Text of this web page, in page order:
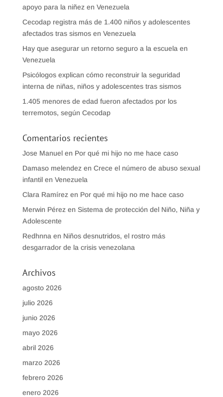
apoyo para la niñez en Venezuela
Cecodap registra más de 1.400 niños y adolescentes
afectados tras sismos en Venezuela
Hay que asegurar un retorno seguro a la escuela en
Venezuela
Psicólogos explican cómo reconstruir la seguridad
interna de niñas, niños y adolescentes tras sismos
1.405 menores de edad fueron afectados por los
terremotos, según Cecodap
Comentarios recientes
Jose Manuelen Por qué mi hijo no me hace caso
Damaso melendez en Crece el número de abuso sexual
infantil en Venezuela
Clara Ramírez en Por qué mi hijo no me hace caso
Merwin Pérez en Sistema de protección del Niño, Niña y
Adolescente
Redhnna en Niños desnutridos, el rostro más
desgarrador de la crisis venezolana
Archivos
agosto 2026
julio 2026
junio 2026
mayo 2026
abril 2026
marzo 2026
febrero 2026
enero 2026